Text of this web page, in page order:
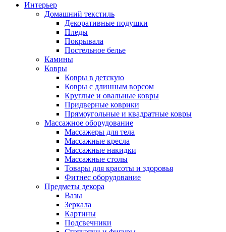
Интерьер
Домашний текстиль
Декоративные подушки
Пледы
Покрывала
Постельное белье
Камины
Ковры
Ковры в детскую
Ковры с длинным ворсом
Круглые и овальные ковры
Придверные коврики
Прямоугольные и квадратные ковры
Массажное оборудование
Массажеры для тела
Массажные кресла
Массажные накидки
Массажные столы
Товары для красоты и здоровья
Фитнес оборудование
Предметы декора
Вазы
Зеркала
Картины
Подсвечники